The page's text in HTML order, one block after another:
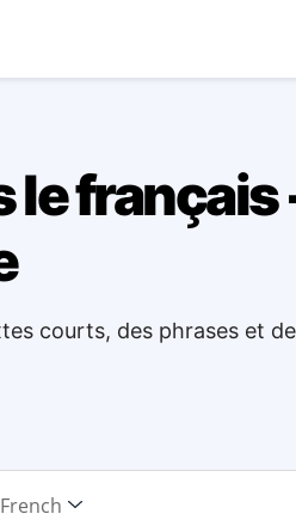
français
courts, des phrases et
French